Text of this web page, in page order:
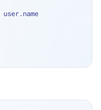
user.name